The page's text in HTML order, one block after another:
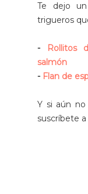
Te dejo
trigueros
-
Rollitos
salmón
- Flan de
Y si aún
suscríbete